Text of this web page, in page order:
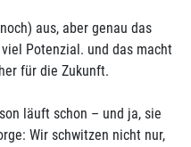
aus, aber genau das
Potenzial. und das macht
für die Zukunft.
läuft schon – und ja, sie
Wir schwitzen nicht nur,